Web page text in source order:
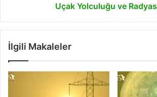
Uçak Yolculuğu ve
İlgili Makaleler